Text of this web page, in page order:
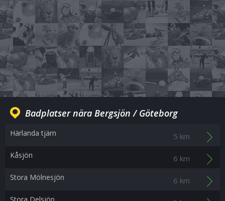
Badplatser nära Bergsjön / Göteborg
Härlanda tjärn 5 km
Kåsjön 6 km
Stora Mölnesjön 6 km